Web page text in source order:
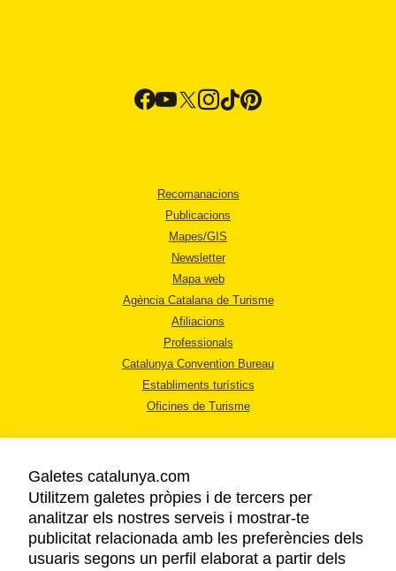
Recomanacions
Publicacions
Mapes/GIS
Newsletter
Mapa web
Agència Catalana de Turisme
Afiliacions
Professionals
Catalunya Convention Bureau
Establiments turístics
Oficines de Turisme
AVÍS LEGAL
POLÍTICA DE PRIVACITAT
Galetes catalunya.com
Utilitzem galetes pròpies i de tercers per
analitzar els nostres serveis i mostrar-te
publicitat relacionada amb les preferències dels
usuaris segons un perfil elaborat a partir dels